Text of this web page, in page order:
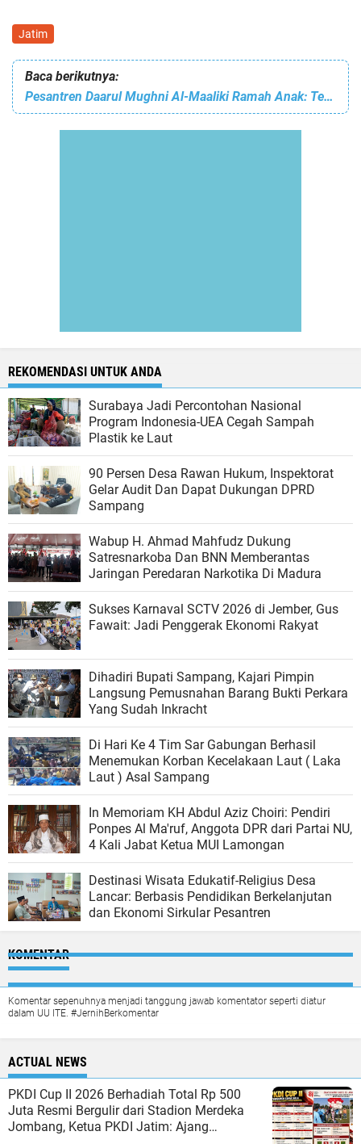
Jatim
Baca berikutnya:
Pesantren Daarul Mughni Al-Maaliki Ramah Anak: Tertata Rapi, Terbuka, Mudah Awasi 6.000 Santri dengan 400 CCTV dan 1.800 Kamar Mandi
REKOMENDASI UNTUK ANDA
Surabaya Jadi Percontohan Nasional
Program Indonesia-UEA Cegah Sampah
Plastik ke Laut
90 Persen Desa Rawan Hukum, Inspektorat
Gelar Audit Dan Dapat Dukungan DPRD
Sampang
Wabup H. Ahmad Mahfudz Dukung
Satresnarkoba Dan BNN Memberantas
Jaringan Peredaran Narkotika Di Madura
Sukses Karnaval SCTV 2026 di Jember, Gus
Fawait: Jadi Penggerak Ekonomi Rakyat
Dihadiri Bupati Sampang, Kajari Pimpin
Langsung Pemusnahan Barang Bukti Perkara
Yang Sudah Inkracht
Di Hari Ke 4 Tim Sar Gabungan Berhasil
Menemukan Korban Kecelakaan Laut ( Laka
Laut ) Asal Sampang
In Memoriam KH Abdul Aziz Choiri: Pendiri
Ponpes Al Ma'ruf, Anggota DPR dari Partai NU,
4 Kali Jabat Ketua MUI Lamongan
Destinasi Wisata Edukatif-Religius Desa
Lancar: Berbasis Pendidikan Berkelanjutan
dan Ekonomi Sirkular Pesantren
KOMENTAR
Komentar sepenuhnya menjadi tanggung jawab komentator seperti diatur
dalam UU ITE. #JernihBerkomentar
ACTUAL NEWS
PKDI Cup II 2026 Berhadiah Total Rp 500
Juta Resmi Bergulir dari Stadion Merdeka
Jombang, Ketua PKDI Jatim: Ajang